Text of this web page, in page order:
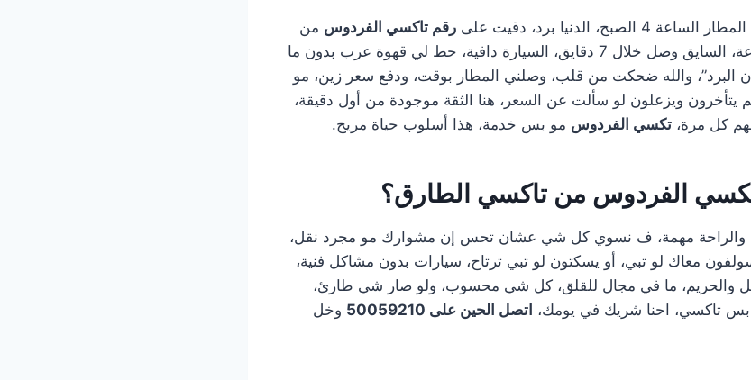
الدنيا برد، دقيت على رقم تاكسي الفردوس من
، جاوبوني بسرعة، السايق وصل خلال 7 دقايق، السيارة دافية، حط لي قهوة عرب بدون ما
البرد”، والله ضحكت من قلب، وصلني المطار بوقت، ودفع سعر زين، مو
ويزعلون لو سألت عن السعر، هنا الثقة موجودة من أول دقيقة،
كل مرة، تكسي الفردوس مو بس خدمة، هذا أسلوب حياة مريح.
الفردوس من تاكسي الطارق؟
والراحة مهمة، ف نسوي كل شي عشان تحس إن مشوارك مو مجرد نقل،
معاك لو تبي، أو يسكتون لو تبي ترتاح، سيارات بدون مشاكل فنية،
والحريم، ما في مجال للقلق، كل شي محسوب، ولو صار شي طارئ،
بس تاكسي، احنا شريك في يومك، اتصل الحين على 50059210
وخل